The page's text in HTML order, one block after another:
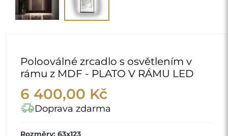
Polooválné zrcadlo s osvětlením v
rámu z MDF - PLATO V RÁMU LED
6 400,00 Kč
delivery_truck_speedDoprava zdarma
Rozměry: 63x123